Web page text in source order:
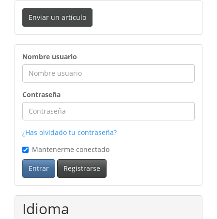
Enviar un artículo
ingreso
Nombre usuario
Contraseña
¿Has olvidado tu contraseña?
Mantenerme conectado
Entrar Registrarse
Idioma